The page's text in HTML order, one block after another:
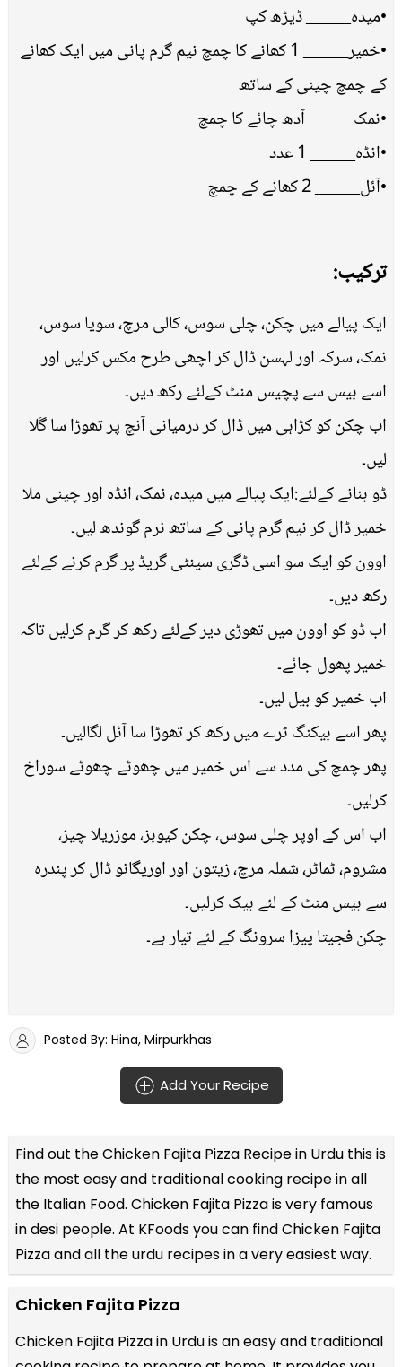
•میدہ_____ ڈیڑھ کپ
•خمیر_____ 1 کھانے کا چمچ نیم گرم پانی میں ایک کھانے
کے چمچ چینی کے ساتھ
•نمک_____ آدھ چائے کا چمچ
•انڈہ_____ 1 عدد
•آئل_____ 2 کھانے کے چمچ
ترکیب:
ایک پیالے میں چکن، چلی سوس، کالی مرچ، سویا سوس،
نمک، سرکہ اور لہسن ڈال کر اچھی طرح مکس کرلیں اور
اسے بیس سے پچیس منٹ کےلئے رکھ دیں۔
اب چکن کو کڑاہی میں ڈال کر درمیانی آنچ پر تھوڑا سا گَلا
لیں۔
ڈو بنانے کےلئے:ایک پیالے میں میدہ، نمک، انڈہ اور چینی ملا
خمیر ڈال کر نیم گرم پانی کے ساتھ نرم گوندھ لیں۔
اوون کو ایک سو اسی ڈگری سینٹی گریڈ پر گرم کرنے کےلئے
رکھ دیں۔
اب ڈو کو اوون میں تھوڑی دیر کےلئے رکھ کر گرم کرلیں تاکہ
خمیر پھول جائے۔
اب خمیر کو بیل لیں۔
پھر اسے بیکنگ ٹرے میں رکھ کر تھوڑا سا آئل لگالیں۔
پھر چمچ کی مدد سے اس خمیر میں چھوٹے چھوٹے سوراخ
کرلیں۔
اب اس کے اوپر چلی سوس، چکن کیوبز، موزریلا چیز،
مشروم، ٹماٹر، شملہ مرچ، زیتون اور اوریگانو ڈال کر پندرہ
سے بیس منٹ کے لئے بیک کرلیں۔
چکن فجیتا پیزا سرونگ کے لئے تیار ہے۔
Posted By: Hina, Mirpurkhas
Add Your Recipe
Find out theChicken Fajita Pizza Recipe in Urdu this is
the most easy and traditional cooking recipe in all
the Italian Food. Chicken Fajita Pizza is very famous
in desi people. At KFoods you can find Chicken Fajita
Pizza and all theurdu recipesin a very easiest way.
Chicken Fajita Pizza
Chicken Fajita Pizza in Urdu is an easy and traditional